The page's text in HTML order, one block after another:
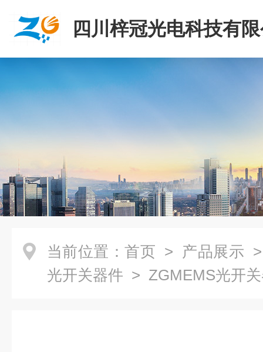
四川梓冠光电科技有
当前位置： 首页 > 产品展示
光开关器件 > ZGMEMS光开